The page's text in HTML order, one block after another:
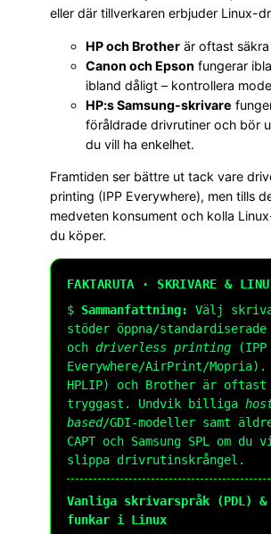
eller där tillverkaren erbjuder Linux-
HP och Brother är oftast säkra
Canon och Epson fungerar
ibland dåligt – kontrollera
HP:s Samsung-skrivare
föråldrade drivrutiner och bör
du vill ha enkelhet.
Framtiden ser bättre ut tack vare
printing (IPP Everywhere), men tills
medveten konsument och kolla
du köper.
FAKTARUTA · SKRIVARE &
$ Sammanfattning:
Välj
stöder öppna/
och driverless printing (IPP
Everywhere/AirPrint/
HPLIP) och Brother är oftast
tryggast. Undvik billiga
based/GDI-modeller samt
CAPT och Samsung SPL om du
slippa drivrutinskrångel.
Vanliga skrivarspråk (PDL) &
funkar i Linux